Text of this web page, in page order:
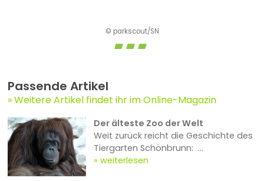
© parkscout/SN
Passende Artikel
Weitere Artikel findet ihr im Online-Magazin
Der älteste Zoo der Welt
Weit zurück reicht die Geschichte des
Tiergarten Schönbrunn: ...
weiterlesen